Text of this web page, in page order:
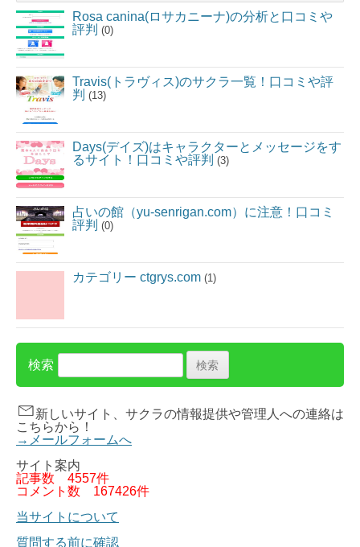
Rosa canina(ロサカニーナ)の分析と口コミや
評判 (0)
Travis(トラヴィス)のサクラ一覧！口コミや評
判 (13)
Days(デイズ)はキャラクターとメッセージをす
るサイト！口コミや評判 (3)
占いの館（yu-senrigan.com）に注意！口コミ
評判 (0)
カテゴリー ctgrys.com (1)
検索
新しいサイト、サクラの情報提供や管理人への連絡は
こちらから！
→メールフォームへ
サイト案内
記事数 4557件
コメント数 167426件
当サイトについて
質問する前に確認